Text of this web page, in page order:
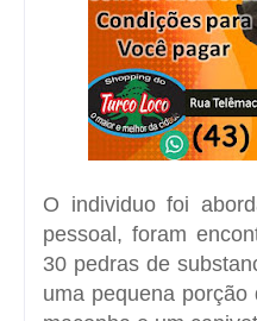
O individuo foi
pessoal, foram
30 pedras de
uma pequena